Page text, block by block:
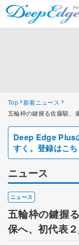
Top 新着ニュース
五輪枠の鍵握る佐藤駿、
Deep Edge Plus
すく。登録はこち
ニュース
ニュース
五輪枠の鍵握
保へ、初代表